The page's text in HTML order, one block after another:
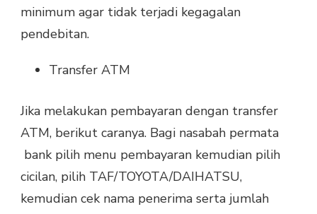
minimum agar tidak terjadi kegagalan
pendebitan.
Transfer ATM
Jika melakukan pembayaran dengan transfer
ATM, berikut caranya. Bagi nasabah permata
bank pilih menu pembayaran kemudian pilih
cicilan, pilih TAF/TOYOTA/DAIHATSU,
kemudian cek nama penerima serta jumlah